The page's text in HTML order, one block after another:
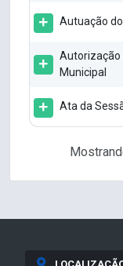
Autuação
Autorização
Municipal
Ata da